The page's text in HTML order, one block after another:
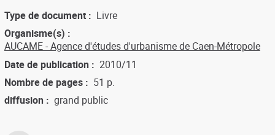
Type de document
Livre
Organisme(s)
AUCAME - Agence d'études d'urbanisme de Caen-Métropole
Date de publication
2010/11
Nombre de pages
51 p.
diffusion
grand public